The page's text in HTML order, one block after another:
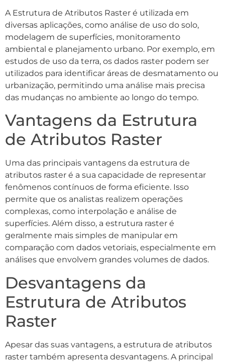
A Estrutura de Atributos Raster é utilizada em
diversas aplicações, como análise de uso do solo,
modelagem de superfícies, monitoramento
ambiental e planejamento urbano. Por exemplo, em
estudos de uso da terra, os dados raster podem ser
utilizados para identificar áreas de desmatamento ou
urbanização, permitindo uma análise mais precisa
das mudanças no ambiente ao longo do tempo.
Vantagens da Estrutura
de Atributos Raster
Uma das principais vantagens da estrutura de
atributos raster é a sua capacidade de representar
fenômenos contínuos de forma eficiente. Isso
permite que os analistas realizem operações
complexas, como interpolação e análise de
superfícies. Além disso, a estrutura raster é
geralmente mais simples de manipular em
comparação com dados vetoriais, especialmente em
análises que envolvem grandes volumes de dados.
Desvantagens da
Estrutura de Atributos
Raster
Apesar das suas vantagens, a estrutura de atributos
raster também apresenta desvantagens. A principal